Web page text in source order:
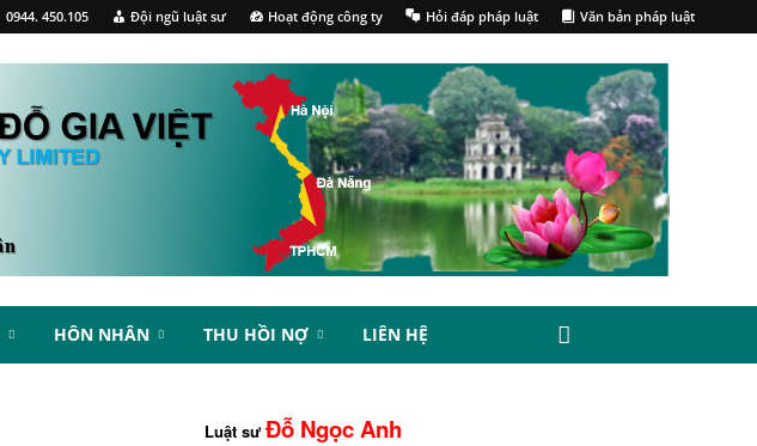
0944. 450.105 Đội ngũ luật sư Hoạt động công ty Hỏi đáp pháp luật Văn bản pháp luật
HÔN NHÂN THU HỒI NỢ LIÊN HỆ
Luật sưĐỗ Ngọc Anh